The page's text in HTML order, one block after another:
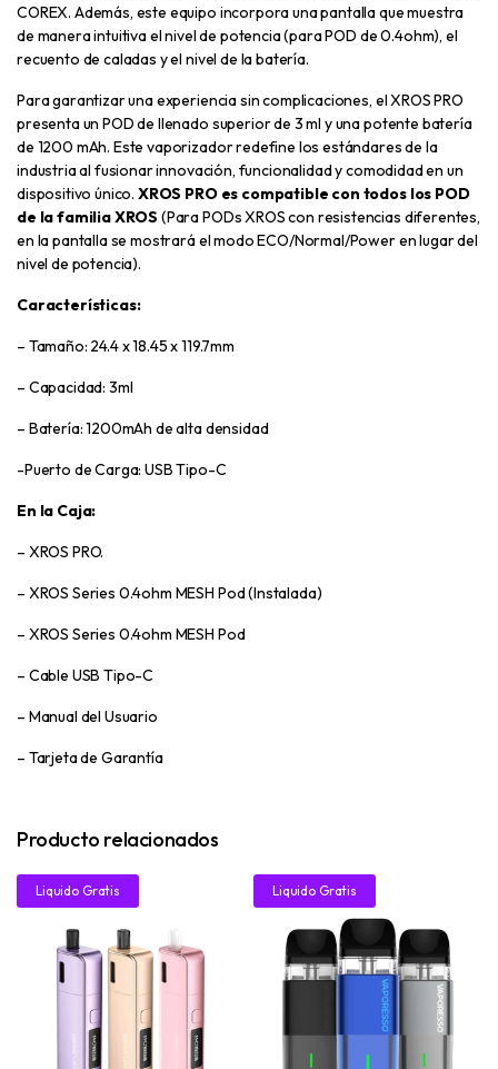
COREX. Además, este equipo incorpora una pantalla que muestra
de manera intuitiva el nivel de potencia (para POD de 0.4ohm), el
recuento de caladas y el nivel de la batería.
Para garantizar una experiencia sin complicaciones, el XROS PRO
presenta un POD de llenado superior de 3 ml y una potente batería
de 1200 mAh. Este vaporizador redefine los estándares de la
industria al fusionar innovación, funcionalidad y comodidad en un
dispositivo único. XROS PRO es compatible con todos los POD
de la familia XROS (Para PODs XROS con resistencias diferentes,
en la pantalla se mostrará el modo ECO/Normal/Power en lugar del
nivel de potencia).
Características:
– Tamaño: 24.4 x 18.45 x 119.7mm
– Capacidad: 3ml
– Batería: 1200mAh de alta densidad
-Puerto de Carga: USB Tipo-C
En la Caja:
– XROS PRO.
– XROS Series 0.4ohm MESH Pod (Instalada)
– XROS Series 0.4ohm MESH Pod
– Cable USB Tipo-C
– Manual del Usuario
– Tarjeta de Garantía
Producto relacionados
61%
Liquido Gratis
41%
Liquido Gratis